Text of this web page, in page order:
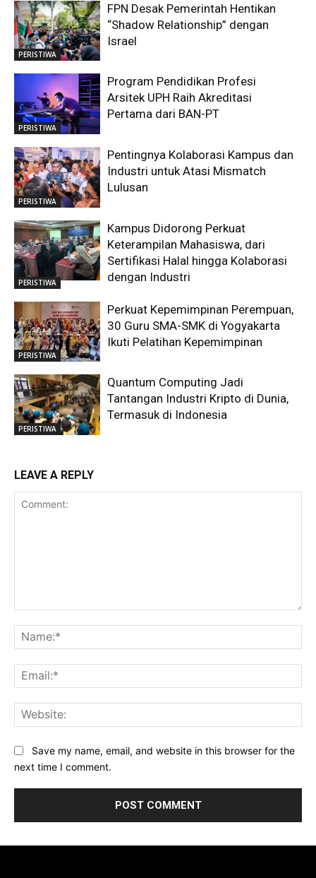
PERISTIWA
FPN Desak Pemerintah Hentikan
“Shadow Relationship” dengan
Israel
PERISTIWA
Program Pendidikan Profesi
Arsitek UPH Raih Akreditasi
Pertama dari BAN-PT
PERISTIWA
Pentingnya Kolaborasi Kampus dan
Industri untuk Atasi Mismatch
Lulusan
PERISTIWA
Kampus Didorong Perkuat
Keterampilan Mahasiswa, dari
Sertifikasi Halal hingga Kolaborasi
dengan Industri
PERISTIWA
Perkuat Kepemimpinan Perempuan,
30 Guru SMA-SMK di Yogyakarta
Ikuti Pelatihan Kepemimpinan
PERISTIWA
Quantum Computing Jadi
Tantangan Industri Kripto di Dunia,
Termasuk di Indonesia
LEAVE A REPLY
Save my name, email, and website in this browser for the
next time I comment.